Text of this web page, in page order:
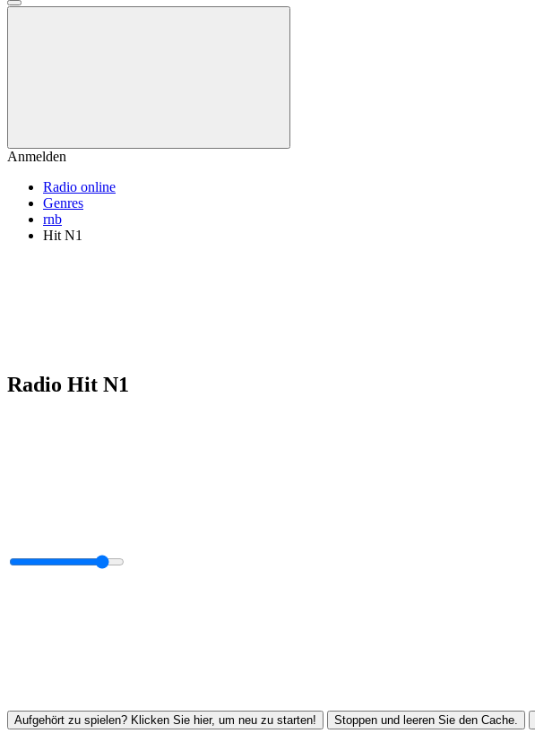
Anmelden
Radio online
Genres
rnb
Hit N1
Radio Hit N1
Aufgehört zu spielen? Klicken Sie hier, um neu zu starten! Stoppen und leeren Sie den Cache.